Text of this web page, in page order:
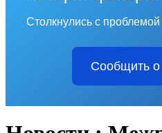
Столкнулись с
Сообщить